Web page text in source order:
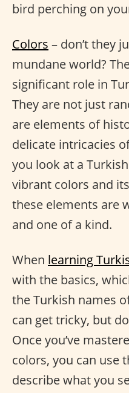
bird perching on
Colors – don’t they
mundane world?
significant role in
They are not just
are elements of
delicate intricacies
you look at a
vibrant colors and
these elements are
and one of a kind.
When learning
with the basics,
the Turkish names
can get tricky, but
Once you’ve
colors, you can use
describe what you